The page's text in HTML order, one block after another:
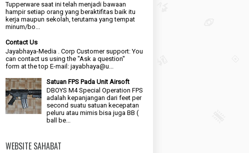
Tupperware saat ini telah menjadi bawaan
hampir setiap orang yang beraktifitas baik itu
kerja maupun sekolah, terutama yang tempat
minum/bo...
Contact Us
Jayabhaya-Media . Corp Customer support: You
can contact us using the "Ask a question"
form at the top E-mail: jayabhaya@u...
Satuan FPS Pada Unit Airsoft
DBOYS M4 Special Operation FPS
adalah kepanjangan dari feet per
second suatu satuan kecepatan
peluru atau mimis bisa juga BB (
ball be...
WEBSITE SAHABAT